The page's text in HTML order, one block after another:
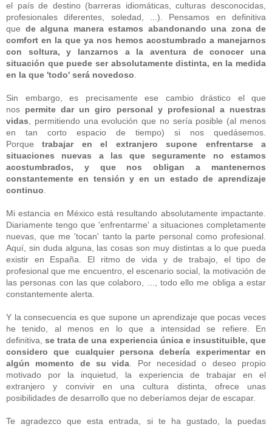
el país de destino (barreras idiomáticas, culturas desconocidas,
profesionales diferentes, soledad, ...). Pensamos en definitiva
que de alguna manera estamos abandonando una zona de
comfort en la que ya nos hemos acostumbrado a manejarnos
con soltura, y lanzarnos a la aventura de conocer una
situación que puede ser absolutamente distinta, en la medida
en la que 'todo' será novedoso.
Sin embargo, es precisamente ese cambio drástico el que
nos permite dar un giro personal y profesional a nuestras
vidas, permitiendo una evolución que no sería posible (al menos
en tan corto espacio de tiempo) si nos quedásemos.
Porquetrabajar en el extranjero supone enfrentarse a
situaciones nuevas a las que seguramente no estamos
acostumbrados, y que nos obligan a mantenernos
constantemente en tensión y en un estado de aprendizaje
continuo.
Mi estancia en México está resultando absolutamente impactante.
Diariamente tengo que 'enfrentarme' a situaciones completamente
nuevas, que me 'tocan' tanto la parte personal como profesional.
Aquí, sin duda alguna, las cosas son muy distintas a lo que pueda
existir en España. El ritmo de vida y de trabajo, el tipo de
profesional que me encuentro, el escenario social, la motivación de
las personas con las que colaboro, ..., todo ello me obliga a estar
constantemente alerta.
Y la consecuencia es que supone un aprendizaje que pocas veces
he tenido, al menos en lo que a intensidad se refiere. En
definitiva,se trata de una experiencia única e insustituible, que
considero que cualquier persona debería experimentar en
algún momento de su vida. Por necesidad o deseo propio
motivado por la inquietud, la experiencia de trabajar en el
extranjero y convivir en una cultura distinta, ofrece unas
posibilidades de desarrollo que no deberíamos dejar de escapar.
Te agradezco que esta entrada, si te ha gustado, la puedas